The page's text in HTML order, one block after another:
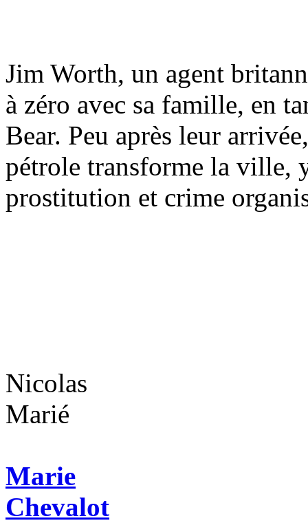
Jim Worth, un agent
à zéro avec sa famille, en
Bear. Peu après leur
pétrole transforme la ville,
prostitution et crime
Nicolas
Marié
Marie
Chevalot